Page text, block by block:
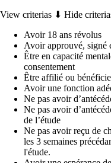
View criterias ⬇ Hide
Avoir 18 ans révolus
Avoir approuvé, signé
Être en capacité
consentement
Être affilié ou
Avoir une fonction
Ne pas avoir
Ne pas avoir
de l’étude
Ne pas avoir reçu de
les 3 semaines
l'étude.